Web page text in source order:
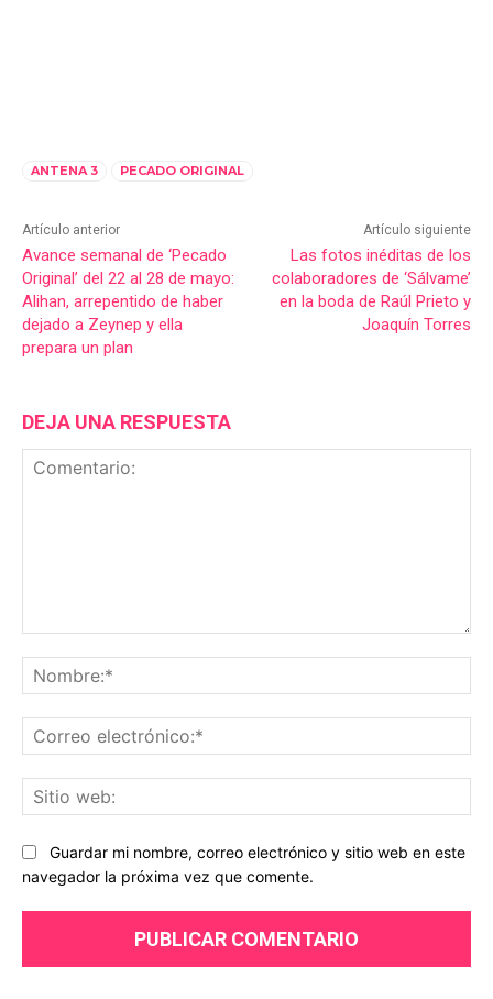
ANTENA 3 PECADO ORIGINAL
Artículo anterior
Avance semanal de ‘Pecado
Original’ del 22 al 28 de mayo:
Alihan, arrepentido de haber
dejado a Zeynep y ella
prepara un plan
Artículo siguiente
Las fotos inéditas de los
colaboradores de ‘Sálvame’
en la boda de Raúl Prieto y
Joaquín Torres
DEJA UNA RESPUESTA
Guardar mi nombre, correo electrónico y sitio web en este
navegador la próxima vez que comente.